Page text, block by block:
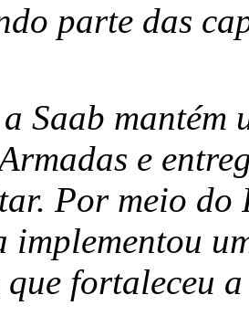
parte das
Saab mantém
e
Por meio
implementou
fortaleceu